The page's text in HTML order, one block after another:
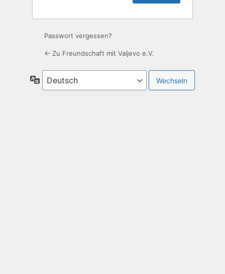
Passwort vergessen?
← Zu Freundschaft mit Valjevo e.V.
Sprache